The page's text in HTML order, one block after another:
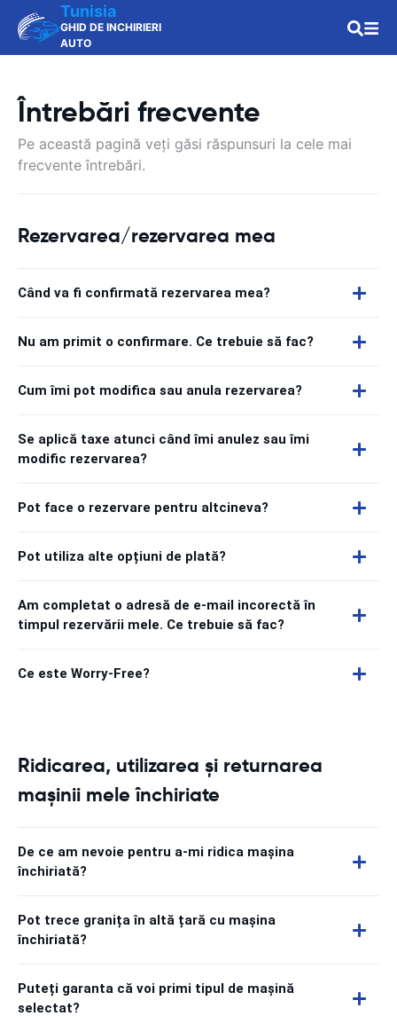
Tunisia
GHID DE INCHIRIERI
AUTO
Întrebări frecvente
Pe această pagină veți găsi răspunsuri la cele mai
frecvente întrebări.
Rezervarea/rezervarea mea
Când va fi confirmată rezervarea mea?
Nu am primit o confirmare. Ce trebuie să fac?
Cum îmi pot modifica sau anula rezervarea?
Se aplică taxe atunci când îmi anulez sau îmi
modific rezervarea?
Pot face o rezervare pentru altcineva?
Pot utiliza alte opțiuni de plată?
Am completat o adresă de e-mail incorectă în
timpul rezervării mele. Ce trebuie să fac?
Ce este Worry-Free?
Ridicarea, utilizarea și returnarea
mașinii mele închiriate
De ce am nevoie pentru a-mi ridica mașina
închiriată?
Pot trece granița în altă țară cu mașina
închiriată?
Puteți garanta că voi primi tipul de mașină
selectat?